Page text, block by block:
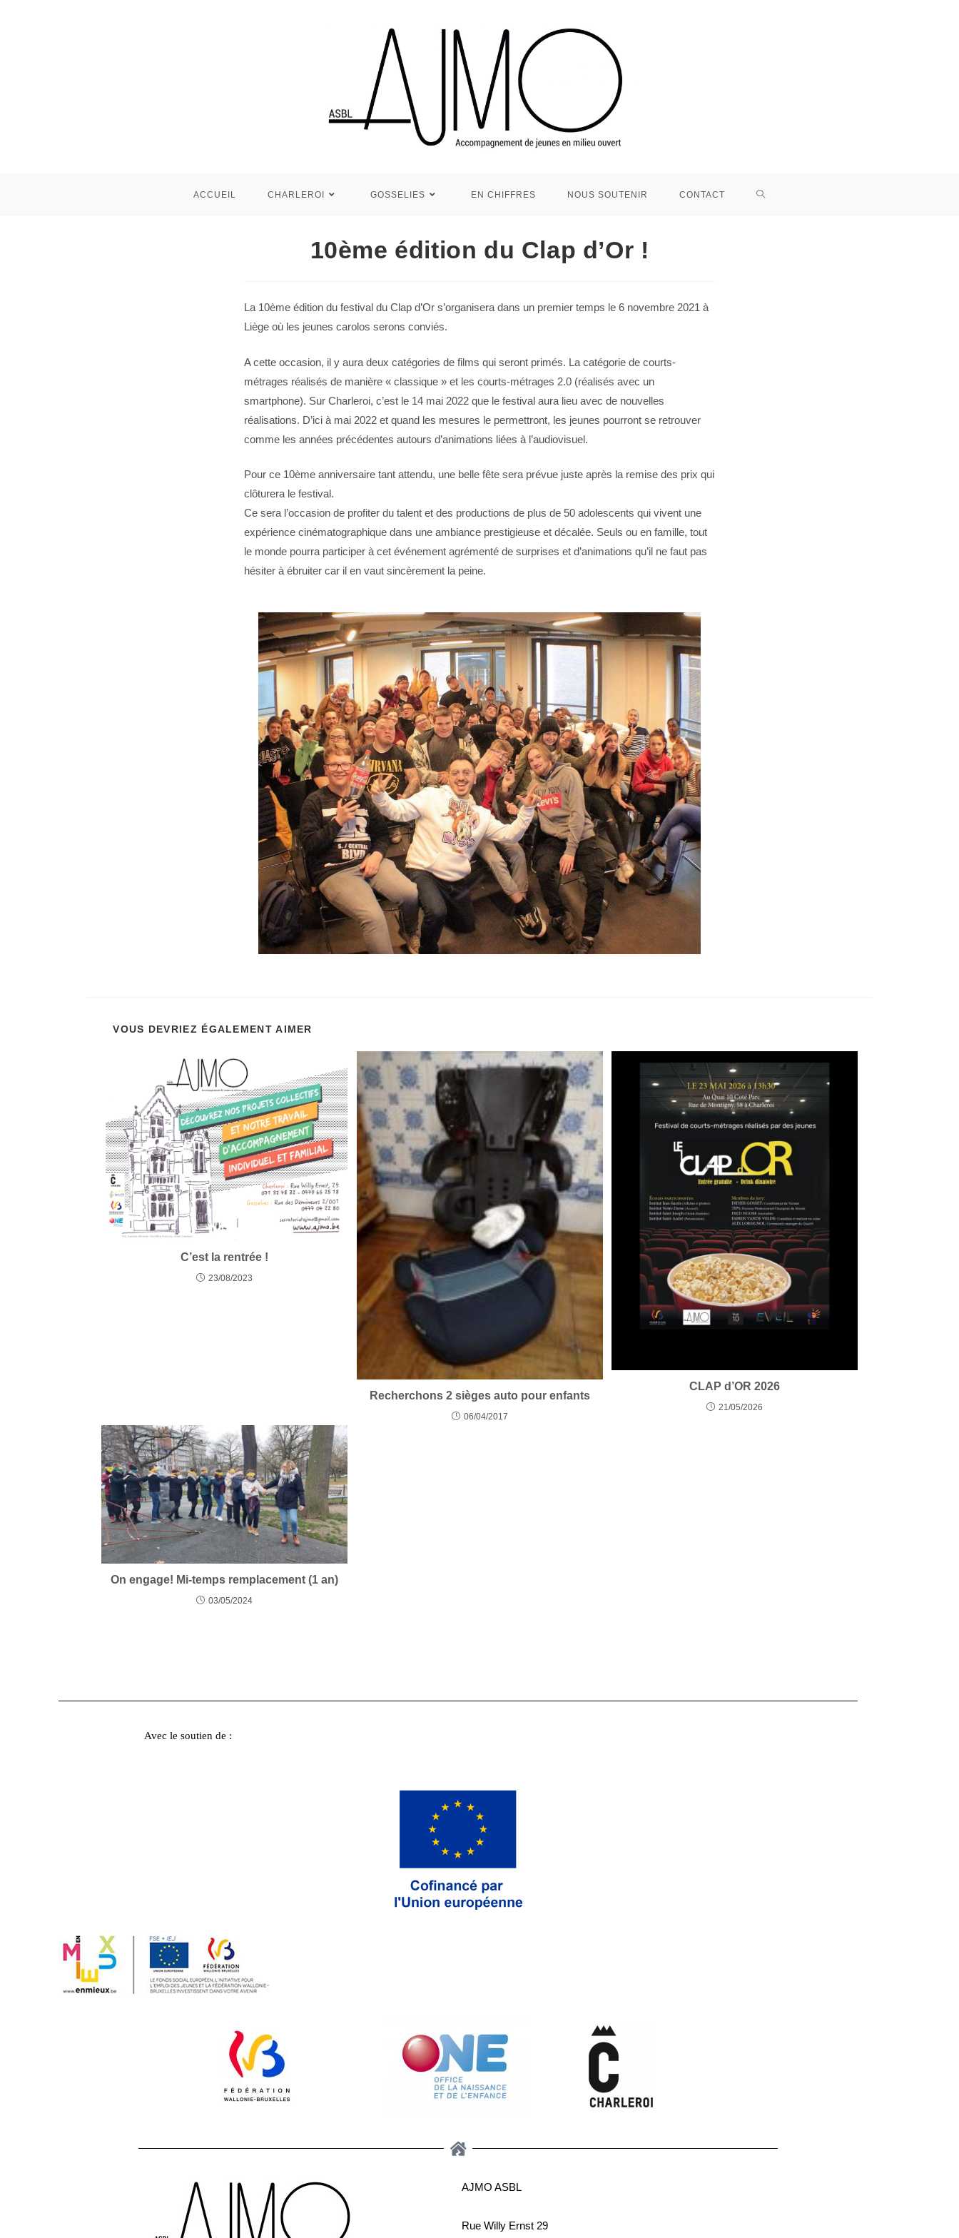
ACCUEIL CHARLEROI GOSSELIES EN CHIFFRES NOUS SOUTENIR CONTACT
10ème édition du Clap d’Or !
La 10ème édition du festival du Clap d’Or s’organisera dans un premier temps le 6 novembre 2021 à
Liège où les jeunes carolos serons conviés.
A cette occasion, il y aura deux catégories de films qui seront primés. La catégorie de courts-
métrages réalisés de manière « classique » et les courts-métrages 2.0 (réalisés avec un
smartphone). Sur Charleroi, c’est le 14 mai 2022 que le festival aura lieu avec de nouvelles
réalisations. D’ici à mai 2022 et quand les mesures le permettront, les jeunes pourront se retrouver
comme les années précédentes autours d’animations liées à l’audiovisuel.
Pour ce 10ème anniversaire tant attendu, une belle fête sera prévue juste après la remise des prix qui
clôturera le festival.
Ce sera l’occasion de profiter du talent et des productions de plus de 50 adolescents qui vivent une
expérience cinématographique dans une ambiance prestigieuse et décalée. Seuls ou en famille, tout
le monde pourra participer à cet événement agrémenté de surprises et d’animations qu’il ne faut pas
hésiter à ébruiter car il en vaut sincèrement la peine.
VOUS DEVRIEZ ÉGALEMENT AIMER
C’est la rentrée !
23/08/2023
Recherchons 2 sièges auto pour enfants
06/04/2017
CLAP d’OR 2026
21/05/2026
On engage! Mi-temps remplacement (1 an)
03/05/2024
Avec le soutien de :
AJMO ASBL
Rue Willy Ernst 29